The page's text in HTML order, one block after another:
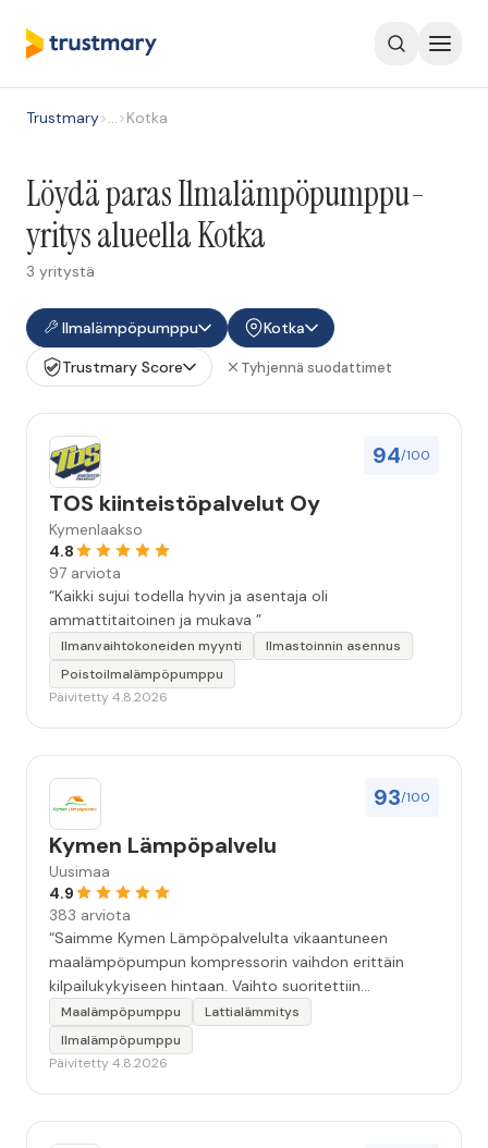
Trustmary>…>Kotka
Löydä paras Ilmalämpöpumppu-
yritys alueella Kotka
3 yritystä
Ilmalämpöpumppu
Kotka
Trustmary Score
Tyhjennä suodattimet
94/100
TOS kiinteistöpalvelut Oy
Kymenlaakso
4.8
97 arviota
“Kaikki sujui todella hyvin ja asentaja oli
ammattitaitoinen ja mukava ”
Ilmanvaihtokoneiden myynti
Ilmastoinnin asennus
Poistoilmalämpöpumppu
Päivitetty 4.8.2026
93/100
Kymen Lämpöpalvelu
Uusimaa
4.9
383 arviota
“Saimme Kymen Lämpöpalvelulta vikaantuneen
maalämpöpumpun kompressorin vaihdon erittäin
kilpailukykyiseen hintaan. Vaihto suoritettiin
ammattitaidolla ja ystävällisellä palveluasenteella.
Samalla käynnillä huomattu pikkuvika korjattiin myös.
Jäi tunne että oltiin aidosti kiinnostuneita siitä, että
Maalämpöpumppu
Lattialämmitys
Ilmalämpöpumppu
Päivitetty 4.8.2026